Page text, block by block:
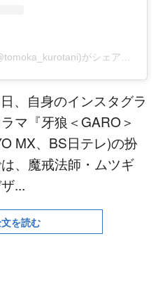
黒谷友香 Tomoka Kurotani(@tomoka_kurotani)がシェアした投稿
、自身のインスタグラ
マ『牙狼＜GARO＞
MX、BS日テレ)の扮
、魔戒法師・ムツギ
...
を読む